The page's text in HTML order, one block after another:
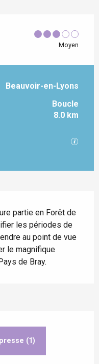
Moyen
Beauvoir-en-Lyons
Boucle
8.0 km
partie en Forêt de
les périodes de
au point de vue
le magnifique
de Bray.
(1)